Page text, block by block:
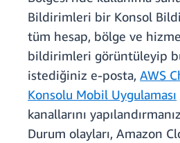
Bildirimleri bir Konsol
tüm hesap, bölge ve
bildirimleri görüntüleyip
istediğiniz e-posta, AWS
Konsolu Mobil Uygulaması
kanallarını
Durum olayları, Amazon